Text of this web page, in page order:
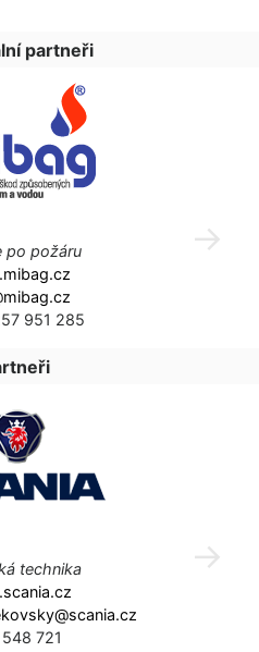
partneři
po požáru
951 285
technika
721